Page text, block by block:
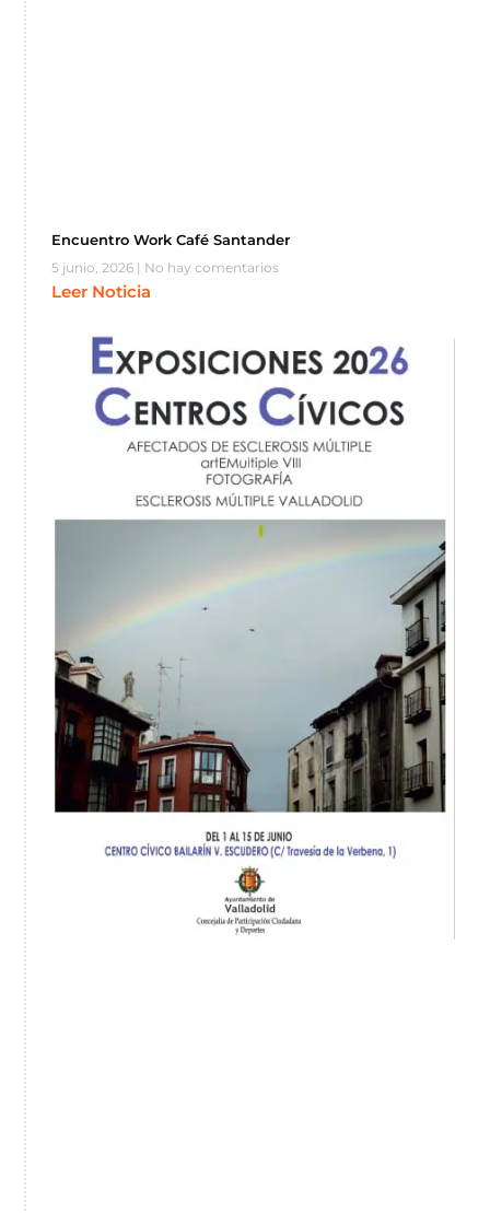
Encuentro Work Café Santander
5 junio, 2026 No hay comentarios
Leer Noticia